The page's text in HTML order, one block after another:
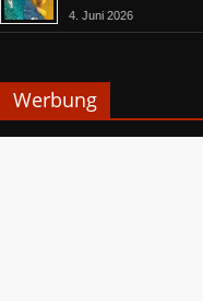
4. Juni 2026
Werbung